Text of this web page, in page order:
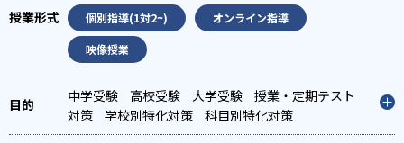
個別指導(1対2~) オンライン指導
映像授業
中学受験 高校受験 大学受験
授業・定期テスト
対策
学校別特化対策 科目別特化対策